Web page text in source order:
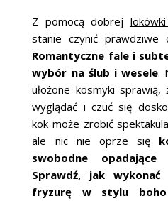
Z pomocą dobrej
stanie czynić prawdziwe
Romantyczne fale i
wybór na ślub i wesele.
ułożone kosmyki sprawią,
wyglądać i czuć się
kok może zrobić
ale nic nie oprze się
swobodne
Sprawdź, jak wykonać
fryzurę w stylu